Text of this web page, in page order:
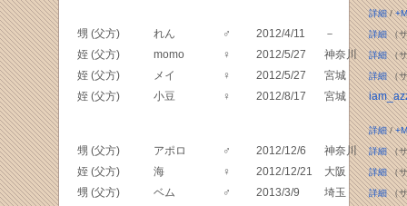
詳細/
甥 (父方) れん ♂ 2012/4/11 － 詳細（サ
姪 (父方) momo ♀ 2012/5/27 神奈川 詳細（サ
姪 (父方) メイ ♀ 2012/5/27 宮城 詳細（サ
姪 (父方) 小豆 ♀ 2012/8/17 宮城
詳細/
甥 (父方) アポロ ♂ 2012/12/6 神奈川 詳細（サ
姪 (父方) 海 ♀ 2012/12/21 大阪 詳細（サ
甥 (父方) ベム ♂ 2013/3/9 埼玉 詳細（サ